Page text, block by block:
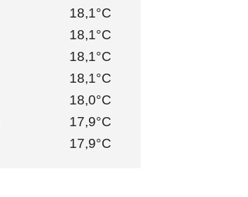
18,1°C
18,1°C
18,1°C
18,1°C
18,0°C
17,9°C
17,9°C